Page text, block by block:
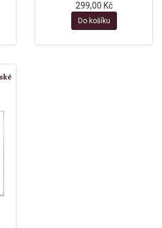
299,00 Kč
Do košíku